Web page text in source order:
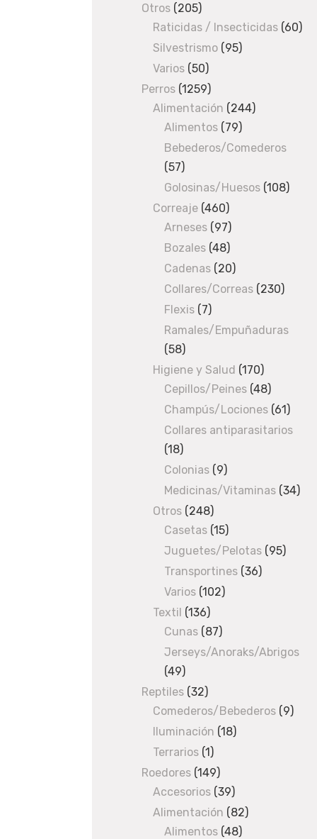
x
7
-
9
c
m
9
2
6
€
T
O
T
O
K
a
q
u
Otros 205205
products
Raticidas / Insecticidas 6060
Silvestrismo 9595
Varios 5050
products
Perros 12591259
products
Alimentación 244244
Alimentos 7979
products
Bebederos/Comederos
5757
products
Golosinas/Huesos 108108
Correaje 460460
products
Arneses 9797
products
Bozales 4848
products
Cadenas 2020
products
Collares/Correas 230230
Flexis 77
products
Ramales/Empuñaduras
5858
products
Higiene y Salud 170170
products
Cepillos/Peines 4848
products
Champús/Lociones 6161
Collares antiparasitarios
1818
products
Colonias 99
products
Medicinas/Vitaminas 3434
Otros 248248
products
Casetas 1515
products
Juguetes/Pelotas 9595
Transportines 3636
Varios 102102
Textil 136136
products
Cunas 8787
products
Jerseys/Anoraks/Abrigos
4949
products
Reptiles 3232
products
Comederos/Bebederos 99
Iluminación 1818
Terrarios 11
product
Roedores 149149
products
Accesorios 3939
products
Alimentación 8282
Alimentos 4848